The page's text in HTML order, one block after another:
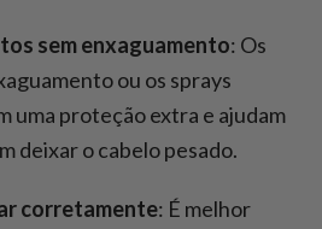
sem enxaguamento: Os
ou os sprays
uma proteção extra e ajudam
deixar o cabelo pesado.
corretamente: É melhor